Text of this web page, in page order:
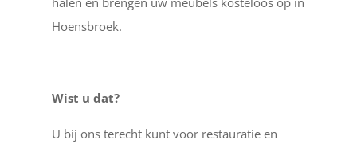
Hoensbroek.
Wist u dat?
U bij ons terecht kunt voor restauratie en